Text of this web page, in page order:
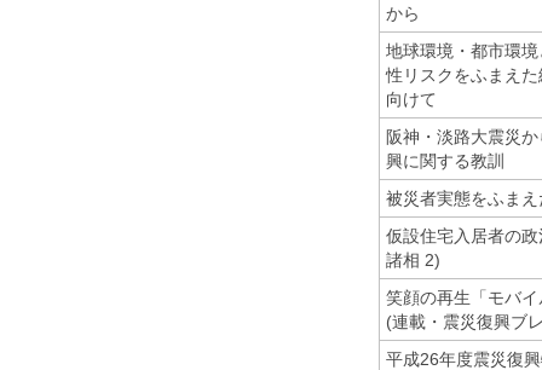
から
地球環境・都市環
性リスクをふまえ
向けて
阪神・淡路大震災
興に関する教訓
被災者実態をふま
仮設住宅入居者の
諸相 2)
笑顔の再生「モバ
(連載・震災復興ブ
平成26年度震災復